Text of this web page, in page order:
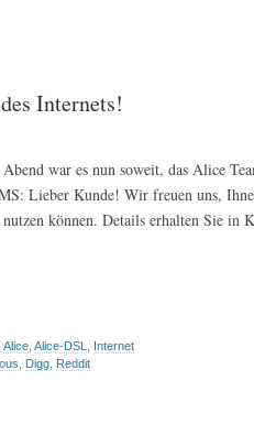
Internets!
war es nun soweit, das Alice
Lieber Kunde! Wir freuen uns,
können. Details erhalten Sie in
Alice Alice-DSL
Internet
Digg Reddit